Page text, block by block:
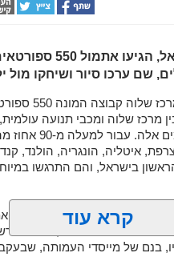
כחלק מביקורם
שם ערכו סיור ושיחקו מול
אתמול (יום ג')
מרכז שלוה ומכבי תנועה
מכבי לנוער
איטליה, הונגריה, הולנד,
בישראל, והם התרגשו
הצעירים בסרטון המתעד את
עם יוסי סמואלס, עיוור
בנם של מייסדי העמותה,
קרא עוד